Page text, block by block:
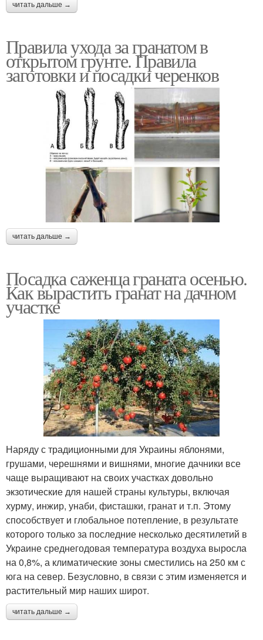
читать дальше →
Правила ухода за гранатом в
открытом грунте. Правила
заготовки и посадки черенков
читать дальше →
Посадка саженца граната осенью.
Как вырастить гранат на дачном
участке
Наряду с традиционными для Украины яблонями,
грушами, черешнями и вишнями, многие дачники все
чаще выращивают на своих участках довольно
экзотические для нашей страны культуры, включая
хурму, инжир, унаби, фисташки, гранат и т.п. Этому
способствует и глобальное потепление, в результате
которого только за последние несколько десятилетий в
Украине среднегодовая температура воздуха выросла
на 0,8%, а климатические зоны сместились на 250 км с
юга на север. Безусловно, в связи с этим изменяется и
растительный мир наших широт.
читать дальше →